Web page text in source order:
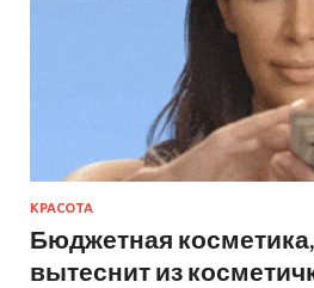
КРАСОТА
Бюджетная
вытеснит из